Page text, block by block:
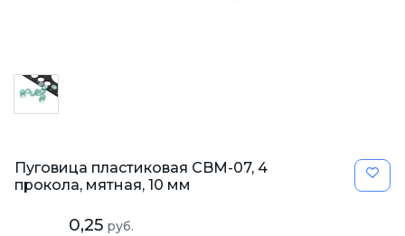
Пуговица пластиковая CBM-07, 4
прокола, мятная, 10 мм
0,25 руб.